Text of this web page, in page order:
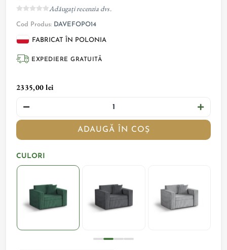
Adăugați recenzia dvs.
Cod Produs: DAVEFOPO14
FABRICAT ÎN POLONIA
EXPEDIERE GRATUITĂ
2335,00 lei
ADAUGĂ ÎN COȘ
CULORI